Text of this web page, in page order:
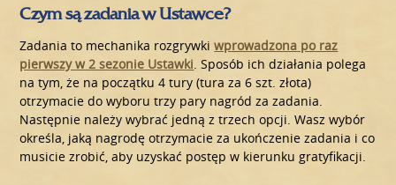
Czym są zadania w Ustawce?
Zadania to mechanika rozgrywkiwprowadzona po raz
pierwszy w 2 sezonie Ustawki . Sposób ich działania polega
na tym, że na początku 4 tury (tura za 6 szt. złota)
otrzymacie do wyboru trzy pary nagród za zadania.
Następnie należy wybrać jedną z trzech opcji. Wasz wybór
określa, jaką nagrodę otrzymacie za ukończenie zadania i co
musicie zrobić, aby uzyskać postęp w kierunku gratyfikacji.